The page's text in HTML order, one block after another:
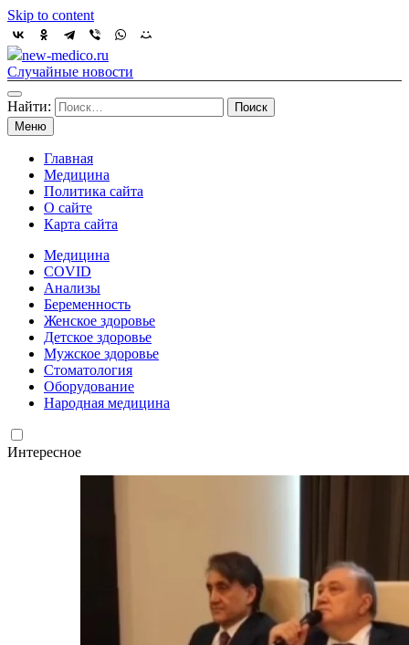
Skip to content
new-medico.ru
Случайные новости
Найти:
Меню
Главная
Медицина
Политика сайта
О сайте
Карта сайта
Медицина
COVID
Анализы
Беременность
Женское здоровье
Детское здоровье
Мужское здоровье
Стоматология
Оборудование
Народная медицина
Интересное